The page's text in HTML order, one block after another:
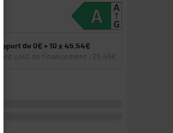
Apport de 0€ + 10 x 45.54€
dont coût de financement : 25.45€